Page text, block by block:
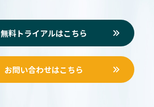
無料トライアルはこちら
お問い合わせはこちら